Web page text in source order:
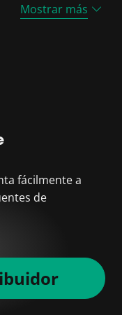
Mostrar más
fácilmente a
de